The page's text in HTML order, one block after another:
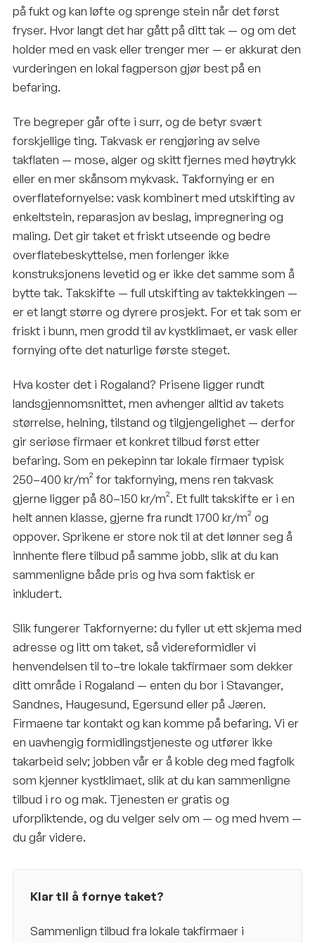
på fukt og kan løfte og sprenge stein når det først
fryser. Hvor langt det har gått på ditt tak — og om det
holder med en vask eller trenger mer — er akkurat den
vurderingen en lokal fagperson gjør best på en
befaring.
Tre begreper går ofte i surr, og de betyr svært
forskjellige ting. Takvask er rengjøring av selve
takflaten — mose, alger og skitt fjernes med høytrykk
eller en mer skånsom mykvask. Takfornying er en
overflatefornyelse: vask kombinert med utskifting av
enkeltstein, reparasjon av beslag, impregnering og
maling. Det gir taket et friskt utseende og bedre
overflatebeskyttelse, men forlenger ikke
konstruksjonens levetid og er ikke det samme som å
bytte tak. Takskifte — full utskifting av taktekkingen —
er et langt større og dyrere prosjekt. For et tak som er
friskt i bunn, men grodd til av kystklimaet, er vask eller
fornying ofte det naturlige første steget.
Hva koster det i Rogaland? Prisene ligger rundt
landsgjennomsnittet, men avhenger alltid av takets
størrelse, helning, tilstand og tilgjengelighet — derfor
gir seriøse firmaer et konkret tilbud først etter
befaring. Som en pekepinn tar lokale firmaer typisk
250–400 kr/m² for takfornying, mens ren takvask
gjerne ligger på 80–150 kr/m². Et fullt takskifte er i en
helt annen klasse, gjerne fra rundt 1700 kr/m² og
oppover. Sprikene er store nok til at det lønner seg å
innhente flere tilbud på samme jobb, slik at du kan
sammenligne både pris og hva som faktisk er
inkludert.
Slik fungerer Takfornyerne: du fyller ut ett skjema med
adresse og litt om taket, så videreformidler vi
henvendelsen til to–tre lokale takfirmaer som dekker
ditt område i Rogaland — enten du bor i Stavanger,
Sandnes, Haugesund, Egersund eller på Jæren.
Firmaene tar kontakt og kan komme på befaring. Vi er
en uavhengig formidlingstjeneste og utfører ikke
takarbeid selv; jobben vår er å koble deg med fagfolk
som kjenner kystklimaet, slik at du kan sammenligne
tilbud i ro og mak. Tjenesten er gratis og
uforpliktende, og du velger selv om — og med hvem —
du går videre.
Klar til å fornye taket?
Sammenlign tilbud fra lokale takfirmaer i